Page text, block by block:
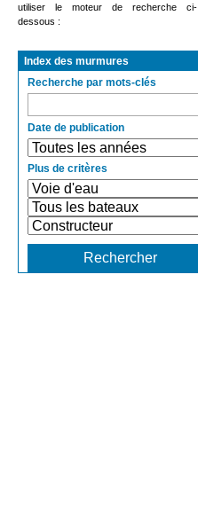
utiliser le moteur de recherche ci-
dessous :
Index des murmures
Recherche par mots-clés
Date de publication
Plus de critères